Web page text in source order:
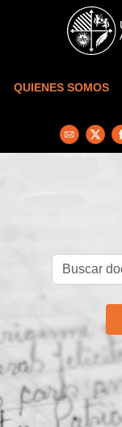
Skip to main content
QUIENES SOMOS